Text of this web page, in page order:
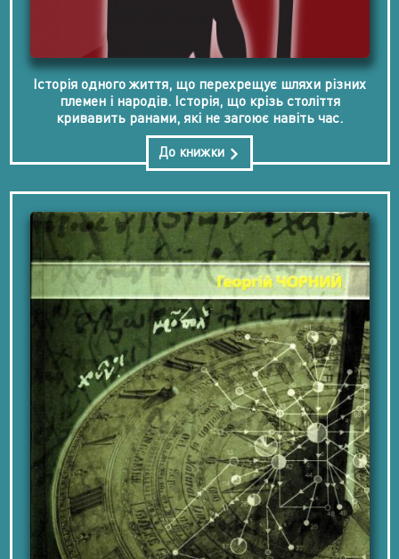
Історія одного життя, що перехрещує шляхи різних
племен і народів. Історія, що крізь століття
кривавить ранами, які не загоює навіть час.
До книжки